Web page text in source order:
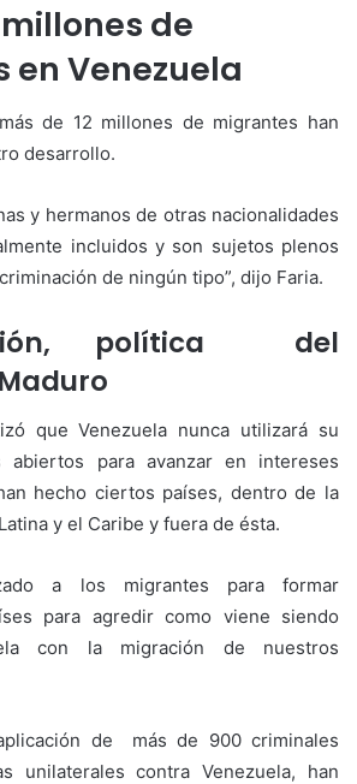
millones de
en Venezuela
de 12 millones de migrantes han
desarrollo.
y hermanos de otras nacionalidades
incluidos y son sujetos plenos
de ningún tipo”, dijo Faria.
política del
que Venezuela nunca utilizará su
abiertos para avanzar en intereses
hecho ciertos países, dentro de la
y el Caribe y fuera de ésta.
a los migrantes para formar
para agredir como viene siendo
con la migración de nuestros
de más de 900 criminales
unilaterales contra Venezuela, han